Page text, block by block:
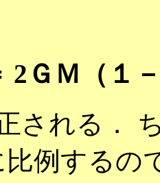
2ＧＭ（１
される．
例するの